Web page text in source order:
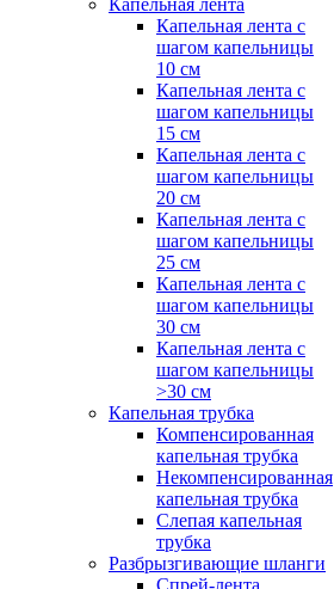
Капельная лента
Капельная лента с
шагом капельницы
10 см
Капельная лента с
шагом капельницы
15 см
Капельная лента с
шагом капельницы
20 см
Капельная лента с
шагом капельницы
25 см
Капельная лента с
шагом капельницы
30 см
Капельная лента с
шагом капельницы
>30 см
Капельная трубка
Компенсированная
капельная трубка
Некомпенсированная
капельная трубка
Слепая капельная
трубка
Разбрызгивающие шланги
Спрей-лента